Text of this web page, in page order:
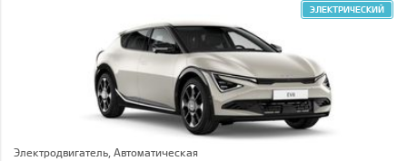
ЭЛЕКТРИЧЕСКИЙ
Электродвигатель, Автоматическая